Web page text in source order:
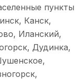
пункты
Канск,
Иланский,
Дудинка,